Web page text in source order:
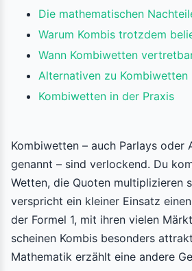
Die mathematischen
Warum Kombis trotzdem
Wann Kombiwetten
Alternativen zu Kombiwetten
Kombiwetten in der Praxis
Kombiwetten – auch Parlays oder
genannt – sind verlockend. Du
Wetten, die Quoten multiplizieren
verspricht ein kleiner Einsatz
der Formel 1, mit ihren vielen
scheinen Kombis besonders
Mathematik erzählt eine andere